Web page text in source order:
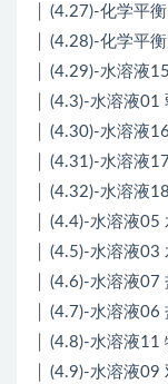
│ (4.27)-化学平
│ (4.28)-化学平
│ (4.29)-水溶液
│ (4.3)-水溶液01
│ (4.30)-水溶液
│ (4.31)-水溶液
│ (4.32)-水溶液
│ (4.4)-水溶液05
│ (4.5)-水溶液03
│ (4.6)-水溶液07
│ (4.7)-水溶液06
│ (4.8)-水溶液11
│ (4.9)-水溶液09